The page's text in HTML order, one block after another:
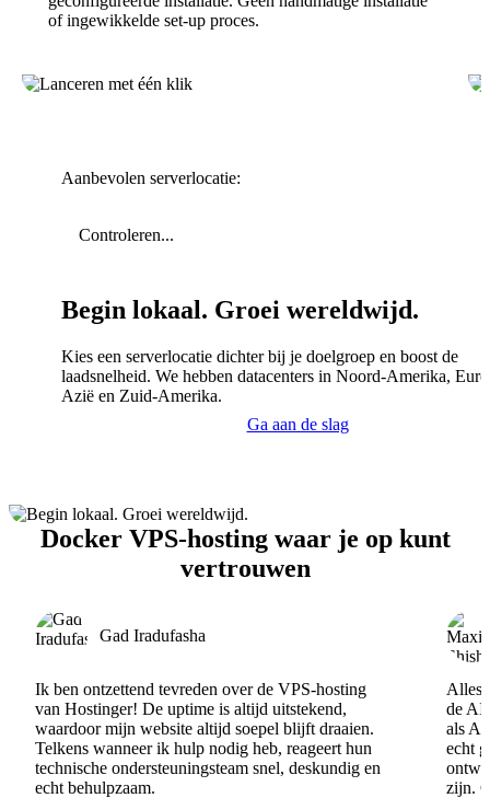
of ingewikkelde set-up proces.
Aanbevolen serverlocatie:
Controleren...
Begin lokaal. Groei wereldwijd.
Kies een serverlocatie dichter bij je doelgroep en boost de
laadsnelheid. We hebben datacenters in Noord-Amerika,
Azië en Zuid-Amerika.
Ga aan de slag
Docker VPS-hosting waar je op kunt
vertrouwen
Gad Iradufasha
Ik ben ontzettend tevreden over de VPS-hosting
van Hostinger! De uptime is altijd uitstekend,
waardoor mijn website altijd soepel blijft draaien.
Telkens wanneer ik hulp nodig heb, reageert hun
technische ondersteuningsteam snel, deskundig en
echt behulpzaam.
Alles
de
als AI
echt
zijn.